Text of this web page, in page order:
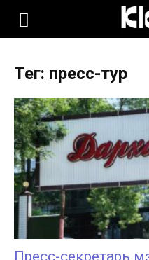
KLOOP.KG
Новости
Кыргызстана
Тег: пресс-тур